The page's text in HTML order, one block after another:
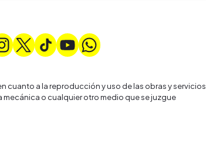
cuanto a la reproducción y uso de las obras y servicios
o cualquier otro medio que se juzgue